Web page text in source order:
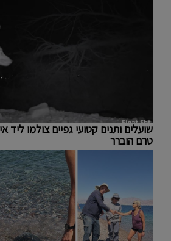
שועלים ותנים קטועי גפיים צולמו ליד
טרם הוברר